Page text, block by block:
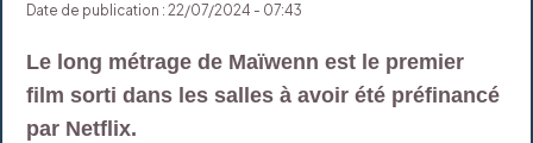
Date de publication : 22/07/2024 - 07:43
Le long métrage de Maïwenn est le premier
film sorti dans les salles à avoir été préfinancé
par Netflix.